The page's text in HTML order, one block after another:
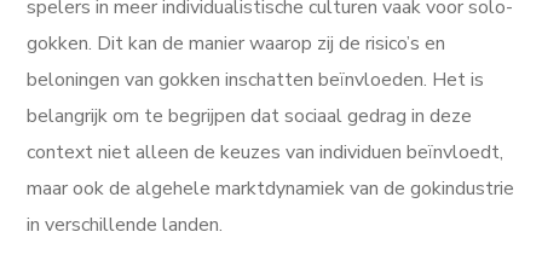
spelers in meer individualistische culturen vaak voor solo-
gokken. Dit kan de manier waarop zij de risico’s en
beloningen van gokken inschatten beïnvloeden. Het is
belangrijk om te begrijpen dat sociaal gedrag in deze
context niet alleen de keuzes van individuen beïnvloedt,
maar ook de algehele marktdynamiek van de gokindustrie
in verschillende landen.